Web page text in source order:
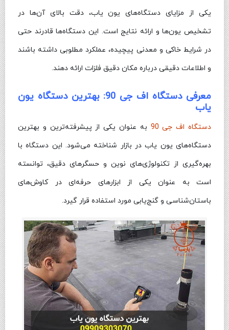
یکی از مزایای دستگاه‌های یون یاب، دقت بالای آن‌ها در
تشخیص یون‌ها و ارائه نتایج است. این دستگاه‌ها قادرند حتی
در شرایط خاکی و معدنی پیچیده، عملکرد مطلوبی داشته باشند
و اطلاعات دقیقی درباره مکان دقیق فلزات ارائه دهند.
معرفی دستگاه اف جی 90: بهترین دستگاه یون
یاب
دستگاه اف جی 90
به عنوان یکی از پیشرفته‌ترین و بهترین
دستگاه‌های یون یاب در بازار شناخته می‌شود. این دستگاه با
بهره‌گیری از تکنولوژی‌های نوین و حسگرهای دقیق، توانسته
است به عنوان یکی از ابزارهای حرفه‌ای در کاوش‌های
باستان‌شناسی و گنج‌یابی مورد استفاده قرار گیرد.